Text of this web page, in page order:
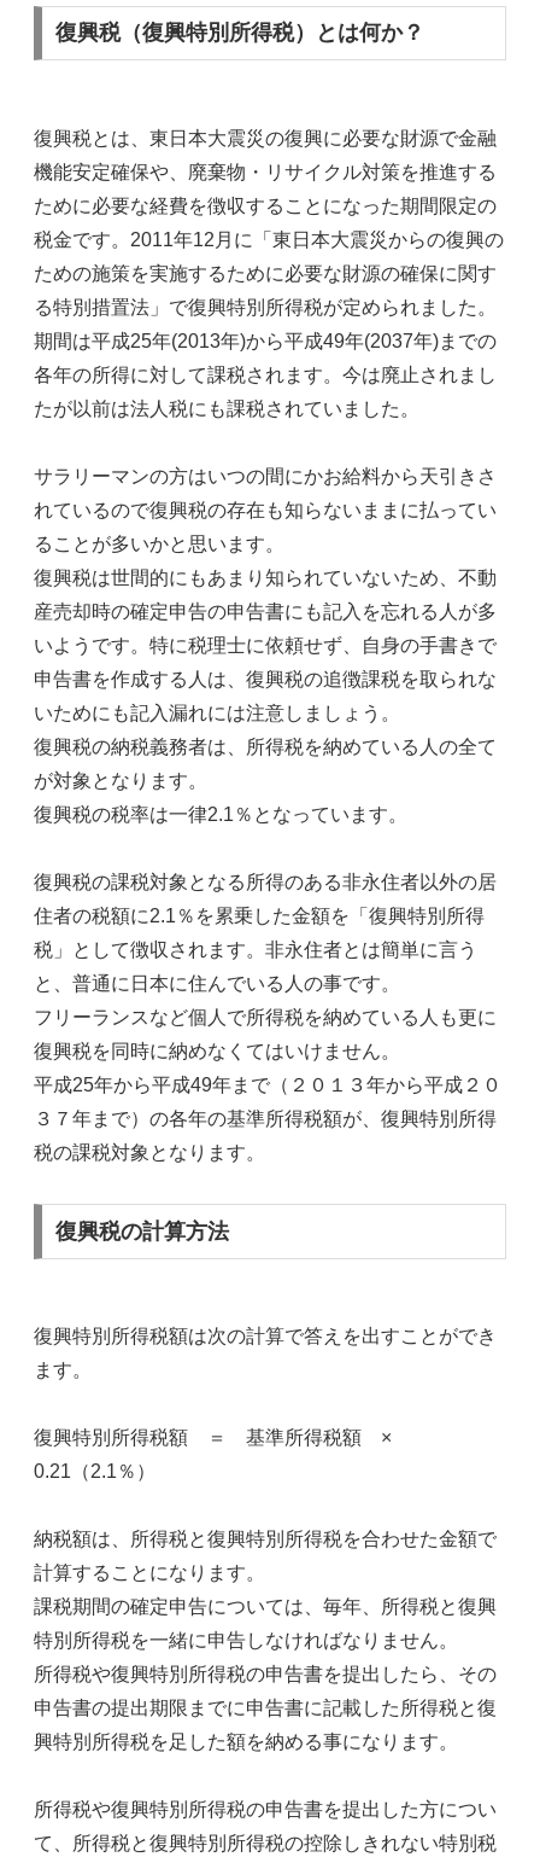
復興税（復興特別所得税）とは何か？
復興税とは、東日本大震災の復興に必要な財源で金融
機能安定確保や、廃棄物・リサイクル対策を推進する
ために必要な経費を徴収することになった期間限定の
税金です。2011年12月に「東日本大震災からの復興の
ための施策を実施するために必要な財源の確保に関す
る特別措置法」で復興特別所得税が定められました。
期間は平成25年(2013年)から平成49年(2037年)までの
各年の所得に対して課税されます。今は廃止されまし
たが以前は法人税にも課税されていました。
サラリーマンの方はいつの間にかお給料から天引きさ
れているので復興税の存在も知らないままに払ってい
ることが多いかと思います。
復興税は世間的にもあまり知られていないため、不動
産売却時の確定申告の申告書にも記入を忘れる人が多
いようです。特に税理士に依頼せず、自身の手書きで
申告書を作成する人は、復興税の追徴課税を取られな
いためにも記入漏れには注意しましょう。
復興税の納税義務者は、所得税を納めている人の全て
が対象となります。
復興税の税率は一律2.1％となっています。
復興税の課税対象となる所得のある非永住者以外の居
住者の税額に2.1％を累乗した金額を「復興特別所得
税」として徴収されます。非永住者とは簡単に言う
と、普通に日本に住んでいる人の事です。
フリーランスなど個人で所得税を納めている人も更に
復興税を同時に納めなくてはいけません。
平成25年から平成49年まで（２０１３年から平成２０
３７年まで）の各年の基準所得税額が、復興特別所得
税の課税対象となります。
復興税の計算方法
復興特別所得税額は次の計算で答えを出すことができ
ます。
復興特別所得税額 ＝ 基準所得税額 ×
0.21（2.1％）
納税額は、所得税と復興特別所得税を合わせた金額で
計算することになります。
課税期間の確定申告については、毎年、所得税と復興
特別所得税を一緒に申告しなければなりません。
所得税や復興特別所得税の申告書を提出したら、その
申告書の提出期限までに申告書に記載した所得税と復
興特別所得税を足した額を納める事になります。
所得税や復興特別所得税の申告書を提出した方につい
て、所得税と復興特別所得税の控除しきれない特別税